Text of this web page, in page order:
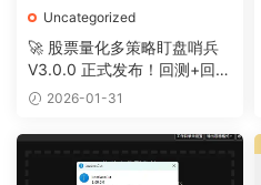
Uncategorized
🚀 股票量化多策略盯盘哨兵
V3.0.0 正式发布！回测+回放
+摸鱼全搞定
2026-01-31